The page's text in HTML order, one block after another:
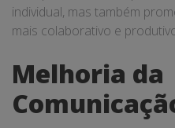
individual, mas também
mais colaborativo e
Melhoria da